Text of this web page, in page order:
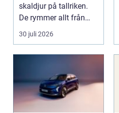
skaldjur på tallriken.
De rymmer allt från
mat och hälsa ti...
30 juli 2026